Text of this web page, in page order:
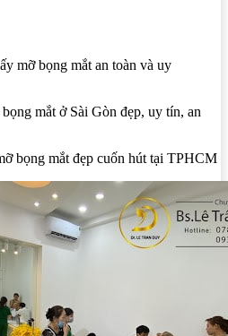
mỡ bọng mắt an toàn và uy
mắt ở Sài Gòn đẹp, uy tín, an
bọng mắt đẹp cuốn hút tại TPHCM